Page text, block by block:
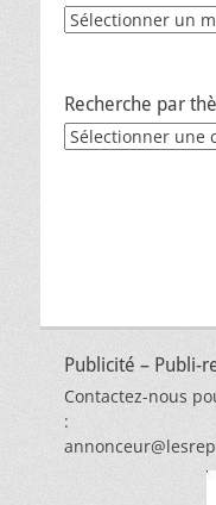
Archives
Recherche par
Recherche
Publicité – Publi-
Contactez-nous
: